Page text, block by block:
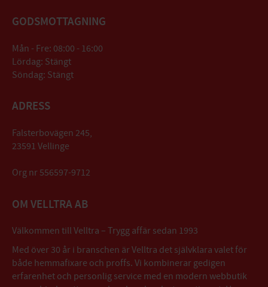
GODSMOTTAGNING
Mån - Fre: 08:00 - 16:00
Lördag: Stängt
Söndag: Stängt
ADRESS
Falsterbovägen 245,
23591 Vellinge
Org nr 556597-9712
OM VELLTRA AB
Välkommen till Velltra – Trygg affär sedan 1993
Med över 30 år i branschen är Velltra det självklara valet för
både hemmafixare och proffs. Vi kombinerar gedigen
erfarenhet och personlig service med en modern webbutik